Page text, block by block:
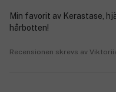
Min favorit av Kerastase,
hårbotten!
Recensionen skrevs av